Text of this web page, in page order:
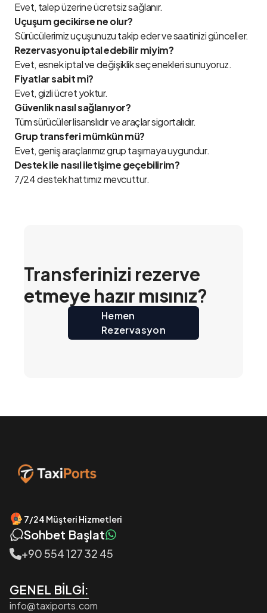
Evet, talep üzerine ücretsiz sağlanır.
Uçuşum gecikirse ne olur?
Sürücülerimiz uçuşunuzu takip eder ve saatinizi günceller.
Rezervasyonu iptal edebilir miyim?
Evet, esnek iptal ve değişiklik seçenekleri sunuyoruz.
Fiyatlar sabit mi?
Evet, gizli ücret yoktur.
Güvenlik nasıl sağlanıyor?
Tüm sürücüler lisanslıdır ve araçlar sigortalıdır.
Grup transferi mümkün mü?
Evet, geniş araçlarımız grup taşımaya uygundur.
Destek ile nasıl iletişime geçebilirim?
7/24 destek hattımız mevcuttur.
Transferinizi rezerve
etmeye hazır mısınız?
Hemen
Rezervasyon
7/24 Müşteri Hizmetleri
Sohbet Başlat
+90 554 127 32 45
GENEL BİLGİ:
info@taxiports.com